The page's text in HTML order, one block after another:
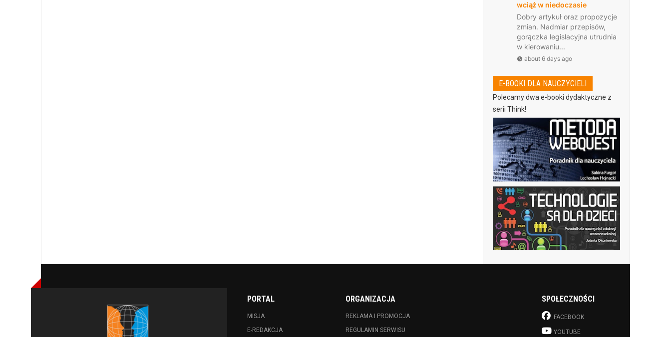
wciąż w niedoczasie
Dobry artykuł oraz propozycje
zmian. Nadmiar przepisów,
gorączka legislacyjna utrudnia
w kierowaniu...
about 6 days ago
E-BOOKI DLA NAUCZYCIELI
Polecamy dwa e-booki dydaktyczne z
serii Think!
PORTAL
MISJA
E-REDAKCJA
ORGANIZACJA
REKLAMA I PROMOCJA
REGULAMIN SERWISU
SPOŁECZNOŚCI
FACEBOOK
YOUTUBE